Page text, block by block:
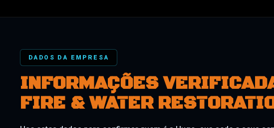
DADOS DA EMPRESA
INFORMAÇÕES
FIRE & WATER